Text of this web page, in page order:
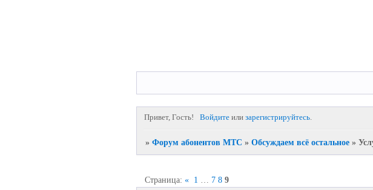
Привет, Гость! Войдитеили зарегистрируйтесь.
» Форум абонентов МТС » Обсуждаем всё остальное »
Страница: « 1 7 8 9